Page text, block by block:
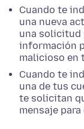
Cuando te
una nueva
una solicitud
información
malicioso en
Cuando te
una de tus
te solicitan
mensaje